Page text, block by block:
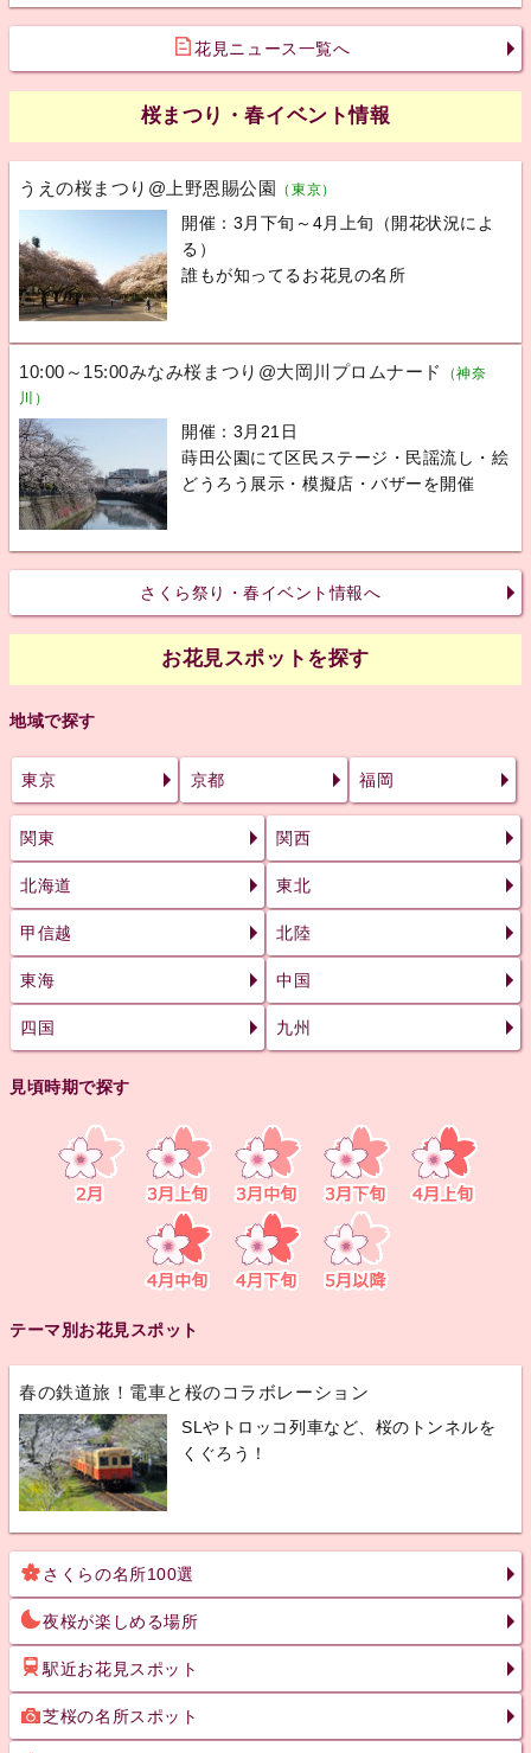
花見ニュース一覧へ
桜まつり・春イベント情報
うえの桜まつり@上野恩賜公園 （東京）
開催：3月下旬～4月上旬（開花状況によ
る）
誰もが知ってるお花見の名所
10:00～15:00みなみ桜まつり@大岡川プロムナード
（神奈
川）
開催：3月21日
蒔田公園にて区民ステージ・民謡流し・絵
どうろう展示・模擬店・バザーを開催
さくら祭り・春イベント情報へ
お花見スポットを探す
地域で探す
東京 京都 福岡
関東 関西
北海道 東北
甲信越 北陸
東海 中国
四国 九州
見頃時期で探す
テーマ別お花見スポット
春の鉄道旅！電車と桜のコラボレーション
SLやトロッコ列車など、桜のトンネルを
くぐろう！
さくらの名所100選
夜桜が楽しめる場所
駅近お花見スポット
芝桜の名所スポット